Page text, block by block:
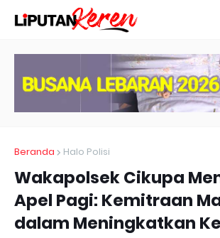
Beranda Halo Polisi
Wakapolsek Cikupa
Apel Pagi: Kemitraan
dalam Meningkatkan